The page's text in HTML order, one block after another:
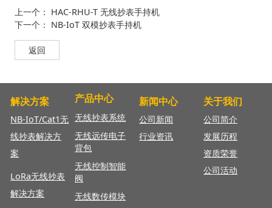
上一个： HAC-RHU-T 无线抄表手持机
下一个： NB-IoT 双模抄表手持机
返回
解决方案
NB-IoT/Cat1无
线抄表解决方
案
LoRa无线抄表
解决方案
产品中心
无线抄表系统
无线远传电子
背包
无线控制智能
阀
无线数传模块
新闻中心
公司新闻
行业资讯
关于我们
公司简介
发展历程
资质荣誉
公司活动